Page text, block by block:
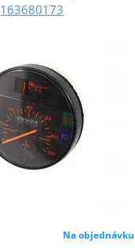
163680173
Na objednávku